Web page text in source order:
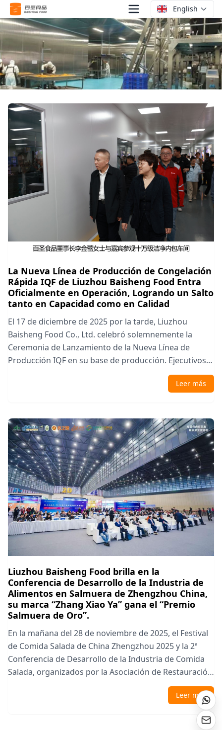
English
News
La Nueva Línea de Producción de Congelación
Rápida IQF de Liuzhou Baisheng Food Entra
Oficialmente en Operación, Logrando un Salto
tanto en Capacidad como en Calidad
El 17 de diciembre de 2025 por la tarde, Liuzhou
Baisheng Food Co., Ltd. celebró solemnemente la
Ceremonia de Lanzamiento de la Nueva Línea de
Producción IQF en su base de producción. Ejecutivos
senior de Baisheng Food, líderes de diversos niveles
del Gobierno Municipal de Liuzhou, líderes de
presenciar este importante momento. La operación ...
Leer más
Liuzhou Baisheng Food brilla en la
Conferencia de Desarrollo de la Industria de
Alimentos en Salmuera de Zhengzhou China,
su marca “Zhang Xiao Ya” gana el “Premio
Salmuera de Oro”.
En la mañana del 28 de noviembre de 2025, el Festival
de Comida Salada de China Zhengzhou 2025 y la 2ª
Conferencia de Desarrollo de la Industria de Comida
Salada, organizados por la Asociación de Restauración
Convenciones y Exposiciones de Zhengzhou. La Sra. Li
Leer más